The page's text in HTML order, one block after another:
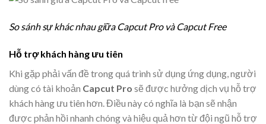
So sánh sự khác nhau giữa Capcut Pro và Capcut Free
Hỗ trợ khách hàng ưu tiên
Khi gặp phải vấn đề trong quá trình sử dụng ứng dụng, người
dùng có tài khoản Capcut Pro sẽ được hưởng dịch vụ hỗ trợ
khách hàng ưu tiên hơn. Điều này có nghĩa là bạn sẽ nhận
được phản hồi nhanh chóng và hiệu quả hơn từ đội ngũ hỗ trợ